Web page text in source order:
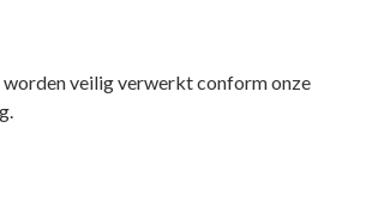
worden veilig verwerkt conform onze